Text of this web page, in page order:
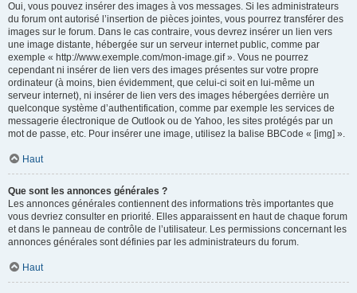
Oui, vous pouvez insérer des images à vos messages. Si les administrateurs
du forum ont autorisé l’insertion de pièces jointes, vous pourrez transférer des
images sur le forum. Dans le cas contraire, vous devrez insérer un lien vers
une image distante, hébergée sur un serveur internet public, comme par
exemple « http://www.exemple.com/mon-image.gif ». Vous ne pourrez
cependant ni insérer de lien vers des images présentes sur votre propre
ordinateur (à moins, bien évidemment, que celui-ci soit en lui-même un
serveur internet), ni insérer de lien vers des images hébergées derrière un
quelconque système d’authentification, comme par exemple les services de
messagerie électronique de Outlook ou de Yahoo, les sites protégés par un
mot de passe, etc. Pour insérer une image, utilisez la balise BBCode « [img] ».
Haut
Que sont les annonces générales ?
Les annonces générales contiennent des informations très importantes que
vous devriez consulter en priorité. Elles apparaissent en haut de chaque forum
et dans le panneau de contrôle de l’utilisateur. Les permissions concernant les
annonces générales sont définies par les administrateurs du forum.
Haut